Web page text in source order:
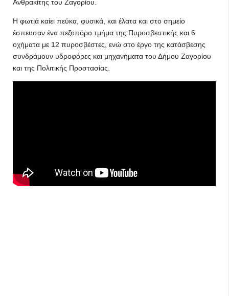
Ανθρακίτης του Ζαγορίου.
Η φωτιά καίει πεύκα, φυσικά, και έλατα και στο σημείο
έσπευσαν ένα πεζοπόρο τμήμα της Πυροσβεστικής και 6
οχήματα με 12 πυροσβέστες, ενώ στο έργο της κατάσβεσης
συνδράμουν υδροφόρες και μηχανήματα του Δήμου Ζαγορίου
και της Πολιτικής Προστασίας.